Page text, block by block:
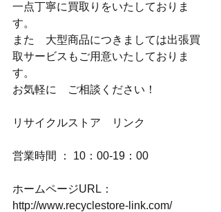
一点丁寧に買取りをいたしておりま
す。
また　大型商品につきましては出張買
取サービスもご用意いたしておりま
す。
お気軽に　ご相談ください！
リサイクルストア　リンク
営業時間 ： 10：00-19：00
ホームページURL：
http://www.recyclestore-link.com/